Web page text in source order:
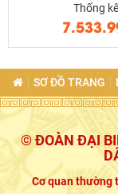
Thống
SƠ ĐỒ TRANG
© ĐOÀN ĐẠI
Cơ quan thường